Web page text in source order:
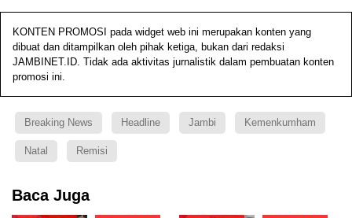
KONTEN PROMOSI pada widget web ini merupakan konten yang
dibuat dan ditampilkan oleh pihak ketiga, bukan dari redaksi
JAMBINET.ID. Tidak ada aktivitas jurnalistik dalam pembuatan konten
promosi ini.
Breaking News Headline Jambi Kemenkumham
Natal Remisi
Baca Juga